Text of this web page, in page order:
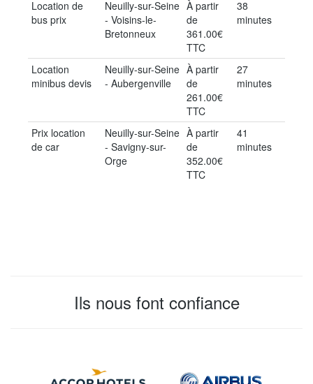
Location de
bus prix
Neuilly-sur-Seine
- Voisins-le-
Bretonneux
À partir
de
361.00€
TTC
38
minutes
Location
minibus devis
Neuilly-sur-Seine
- Aubergenville
À partir
de
261.00€
TTC
27
minutes
Prix location
de car
Neuilly-sur-Seine
- Savigny-sur-
Orge
À partir
de
352.00€
TTC
41
minutes
Ils nous font confiance